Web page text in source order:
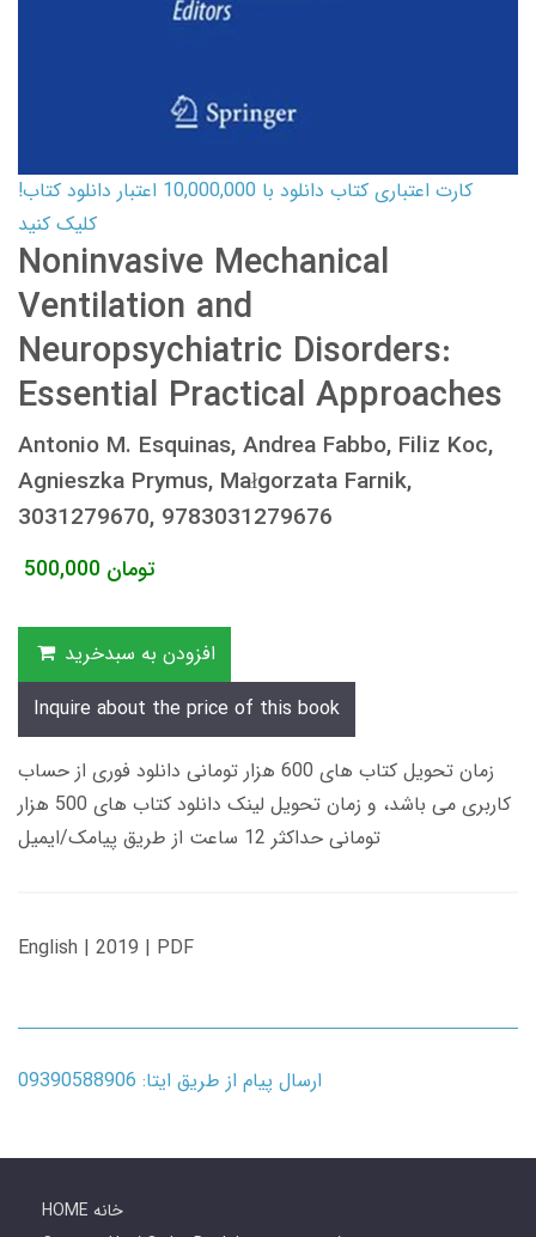
کارت اعتباری کتاب دانلود با 10,000,000 اعتبار دانلود کتاب!
کلیک کنید
Noninvasive Mechanical
Ventilation and
Neuropsychiatric Disorders:
Essential Practical Approaches
Antonio M. Esquinas, Andrea Fabbo, Filiz Koc,
Agnieszka Prymus, Małgorzata Farnik,
3031279670, 9783031279676
500,000 تومان
افزودن به سبدخرید
Inquire about the price of this book
زمان تحویل کتاب های 600 هزار تومانی دانلود فوری از حساب
کاربری می باشد، و زمان تحویل لینک دانلود کتاب های 500 هزار
تومانی حداکثر 12 ساعت از طریق پیامک/ایمیل
English | 2019 | PDF
ارسال پیام از طریق ایتا: 09390588906
HOME خانه